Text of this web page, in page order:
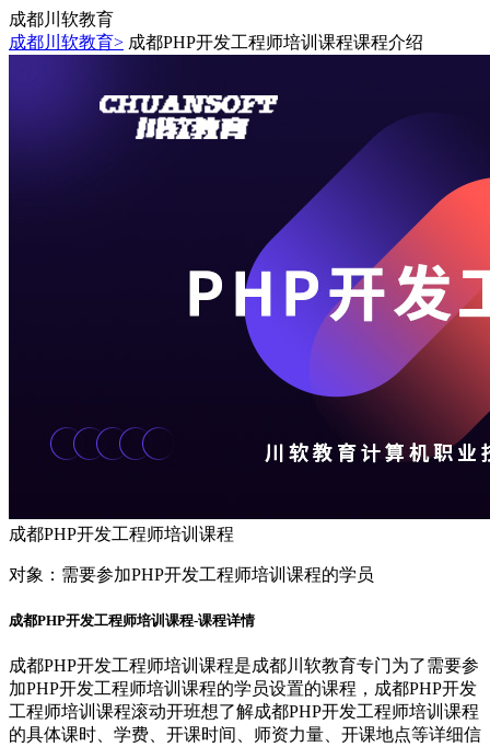
成都川软教育
成都川软教育> 成都PHP开发工程师培训课程课程介绍
成都PHP开发工程师培训课程
对象： 需要参加PHP开发工程师培训课程的学员
成都PHP开发工程师培训课程-课程详情
成都PHP开发工程师培训课程是成都川软教育专门为了需要参
加PHP开发工程师培训课程的学员设置的课程，成都PHP开发
工程师培训课程滚动开班想了解成都PHP开发工程师培训课程
的具体课时、学费、开课时间、师资力量、开课地点等详细信